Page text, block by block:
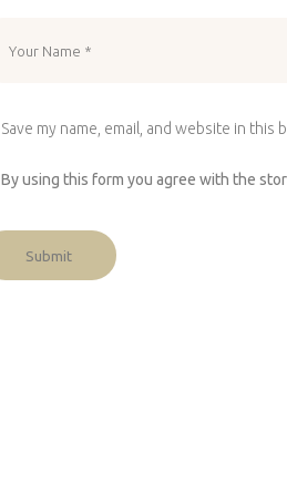
Save my name, email, and website in
By using this form you agree with the